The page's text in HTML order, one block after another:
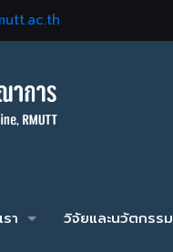
า วิจัยและนวัตกรรม